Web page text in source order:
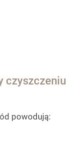
czyszczeniu
powodują: